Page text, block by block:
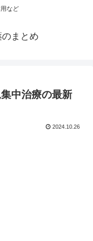
など
まとめ
中治療の最新
2024.10.26